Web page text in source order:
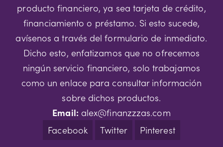
producto financiero, ya sea tarjeta de crédito,
financiamiento o préstamo. Si esto sucede,
avísenos a través del formulario de inmediato.
Dicho esto, enfatizamos que no ofrecemos
ningún servicio financiero, solo trabajamos
como un enlace para consultar información
sobre dichos productos.
Email: alex@finanzzzas.com
Facebook
Twitter Pinterest